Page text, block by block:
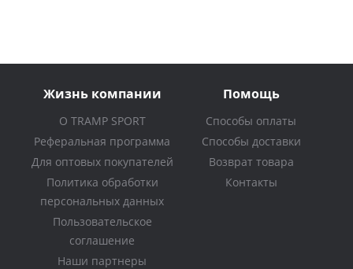
Жизнь компании
О TRAMP SPORT
Реферальная программа
Для оптовых покупателей
Политика обработки
персональных данных
Пользовательское
соглашение
Наши партнеры
Помощь
Способы оплаты
Способы доставки
Возврат товара
Контакты